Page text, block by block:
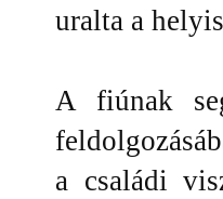
uralta a
A fiúnak
a családi